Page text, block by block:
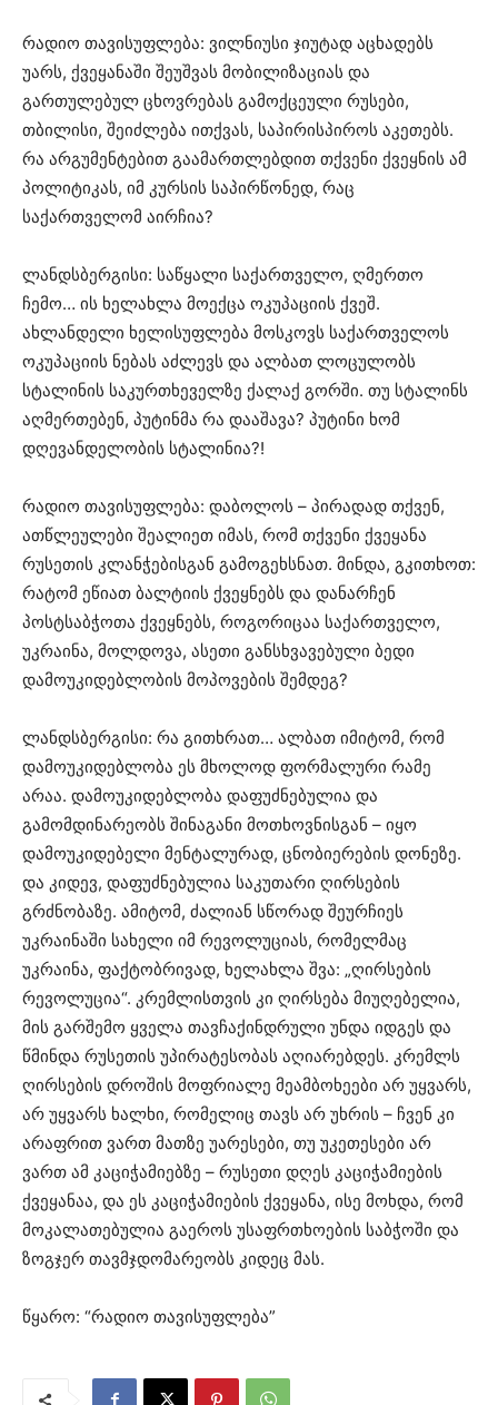
რადიო თავისუფლება: ვილნიუსი ჯიუტად აცხადებს
უარს, ქვეყანაში შეუშვას მობილიზაციას და
გართულებულ ცხოვრებას გამოქცეული რუსები,
თბილისი, შეიძლება ითქვას, საპირისპიროს აკეთებს.
რა არგუმენტებით გაამართლებდით თქვენი ქვეყნის ამ
პოლიტიკას, იმ კურსის საპირწონედ, რაც
საქართველომ აირჩია?
ლანდსბერგისი: საწყალი საქართველო, ღმერთო
ჩემო… ის ხელახლა მოექცა ოკუპაციის ქვეშ.
ახლანდელი ხელისუფლება მოსკოვს საქართველოს
ოკუპაციის ნებას აძლევს და ალბათ ლოცულობს
სტალინის საკურთხეველზე ქალაქ გორში. თუ სტალინს
აღმერთებენ, პუტინმა რა დააშავა? პუტინი ხომ
დღევანდელობის სტალინია?!
რადიო თავისუფლება: დაბოლოს – პირადად თქვენ,
ათწლეულები შეალიეთ იმას, რომ თქვენი ქვეყანა
რუსეთის კლანჭებისგან გამოგეხსნათ. მინდა, გკითხოთ:
რატომ ეწიათ ბალტიის ქვეყნებს და დანარჩენ
პოსტსაბჭოთა ქვეყნებს, როგორიცაა საქართველო,
უკრაინა, მოლდოვა, ასეთი განსხვავებული ბედი
დამოუკიდებლობის მოპოვების შემდეგ?
ლანდსბერგისი: რა გითხრათ… ალბათ იმიტომ, რომ
დამოუკიდებლობა ეს მხოლოდ ფორმალური რამე
არაა. დამოუკიდებლობა დაფუძნებულია და
გამომდინარეობს შინაგანი მოთხოვნისგან – იყო
დამოუკიდებელი მენტალურად, ცნობიერების დონეზე.
და კიდევ, დაფუძნებულია საკუთარი ღირსების
გრძნობაზე. ამიტომ, ძალიან სწორად შეურჩიეს
უკრაინაში სახელი იმ რევოლუციას, რომელმაც
უკრაინა, ფაქტობრივად, ხელახლა შვა: „ღირსების
რევოლუცია“. კრემლისთვის კი ღირსება მიუღებელია,
მის გარშემო ყველა თავჩაქინდრული უნდა იდგეს და
წმინდა რუსეთის უპირატესობას აღიარებდეს. კრემლს
ღირსების დროშის მოფრიალე მეამბოხეები არ უყვარს,
არ უყვარს ხალხი, რომელიც თავს არ უხრის – ჩვენ კი
არაფრით ვართ მათზე უარესები, თუ უკეთესები არ
ვართ ამ კაციჭამიებზე – რუსეთი დღეს კაციჭამიების
ქვეყანაა, და ეს კაციჭამიების ქვეყანა, ისე მოხდა, რომ
მოკალათებულია გაეროს უსაფრთხოების საბჭოში და
ზოგჯერ თავმჯდომარეობს კიდეც მას.
წყარო: “რადიო თავისუფლება”